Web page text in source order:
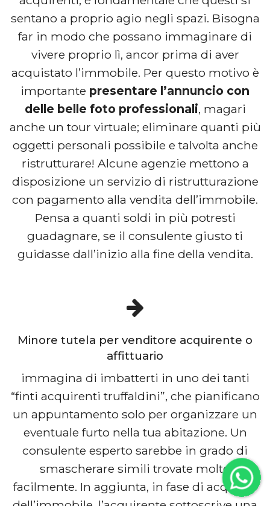
sentano a proprio agio negli spazi. Bisogna
far in modo che possano immaginare di
vivere proprio lì, ancor prima di aver
acquistato l’immobile. Per questo motivo è
importante presentare l’annuncio con
delle belle foto professionali, magari
anche un tour virtuale; eliminare quanti più
oggetti personali possibile e talvolta anche
ristrutturare! Alcune agenzie mettono a
disposizione un servizio di ristrutturazione
con pagamento alla vendita dell’immobile.
Pensa a quanti soldi in più potresti
guadagnare, se il consulente giusto ti
guidasse dall’inizio alla fine della vendita.
Minore tutela per venditore acquirente o
affittuario
immagina di imbatterti in uno dei tanti
“finti acquirenti truffaldini”, che pianificano
un appuntamento solo per organizzare un
eventuale furto nella tua abitazione. Un
consulente esperto sarebbe in grado di
smascherare simili trovate molto
facilmente. In aggiunta, in fase di acquisto